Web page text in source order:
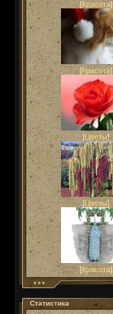
[Красота]
[Красота]
[Цветы]
[Цветы]
[Красота]
Статистика